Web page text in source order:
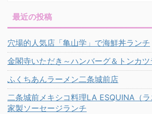
最近の投稿
穴場的人気店「亀山学」で海鮮丼ランチ
金閣寺いただき～ハンバーグ＆トンカ
ふくちあんラーメン二条城前店
二条城前メキシコ料理LA ESQUINA（
家製ソーセージランチ